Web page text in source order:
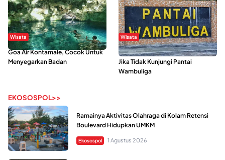
Wisata
Goa Air Kontamale, Cocok Untuk
Menyegarkan Badan
Wisata
Berkunjung Ke Wakatobi, Nyesal
Jika Tidak Kunjungi Pantai
Wambuliga
EKOSOSPOL>>
Ramainya Aktivitas Olahraga di Kolam Retensi
Boulevard Hidupkan UMKM
Ekosospol 1 Agustus 2026